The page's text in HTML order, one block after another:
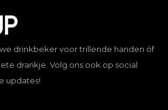
drinkbeker voor trillende handen óf
drankje. Volg ons ook op social
updates!